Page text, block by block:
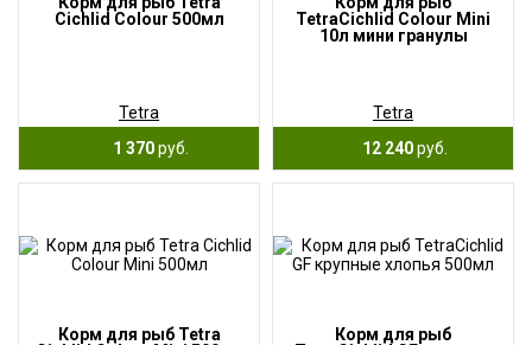
Cichlid Colour 500мл
Tetra
1 370руб.
TetraCichlid Colour Mini
10л мини гранулы
Tetra
12 240руб.
Корм для рыб Tetra
Корм для рыб